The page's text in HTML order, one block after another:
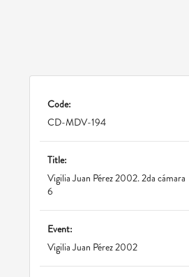
Code:
CD-MDV-194
Title:
Vigilia Juan Pérez 2002. 2da cámara
6
Event:
Vigilia Juan Pérez 2002